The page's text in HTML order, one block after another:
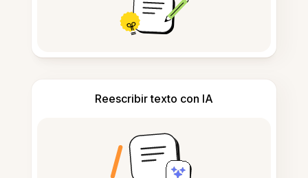
Reescribir texto con IA